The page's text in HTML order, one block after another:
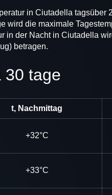
in Ciutadella tagsüber
wird die maximale
in der Nacht in Ciutadella
betragen.
30 tage
t, Nachmittag
+32°C
+33°C